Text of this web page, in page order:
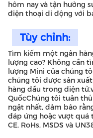
hôm nay và tận hưởng
điện thoại di động với
Tùy chỉnh:
Tìm kiếm một ngân
lượng cao? Không cần
lượng Mini của chúng
chúng tôi được sản
hàng đầu trong điện
QuốcChúng tôi tuân
ngặt nhất, đảm bảo
đáp ứng hoặc vượt quá
CE, RoHs, MSDS và